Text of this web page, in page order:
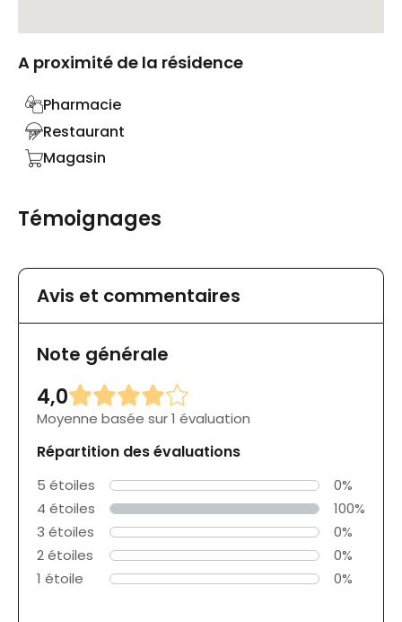
A proximité de la résidence
Pharmacie
Restaurant
Magasin
Témoignages
Avis et commentaires
Note générale
4,0
Moyenne basée sur 1 évaluation
Répartition des évaluations
5 étoiles
0%
4 étoiles
100%
3 étoiles
0%
2 étoiles
0%
1 étoile
0%